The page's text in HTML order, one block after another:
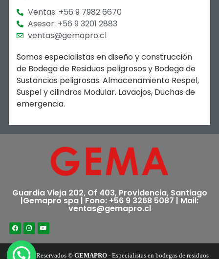
Ventas: +56 9 7982 6670
Asesor: +56 9 3201 2883
ventas@gemapro.cl
Somos especialistas en diseño y construcción
de Bodega de Residuos peligrosos y Bodega de
Sustancias peligrosas. Almacenamiento Respel,
Suspel y cilindros Modular. Lavaojos, Duchas de
emergencia.
Guardia Vieja 202, Of 403, Providencia, Santiago
|Gemapro spa | Fono: +56 9 3268 5087 | Mail:
ventas@gemapro.cl
Derechos Reservados © GEMAPRO - Especialistas en bodegas de residuos